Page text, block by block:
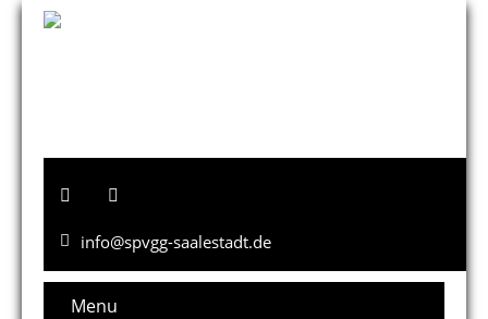
info@spvgg-saalestadt.de
Menu